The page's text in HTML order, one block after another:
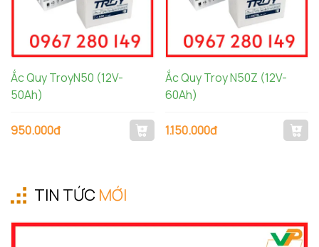
Ắc Quy TroyN50 (12V-
50Ah)
950.000đ
Ắc Quy Troy N50Z (12V-
60Ah)
1.150.000đ
TIN TỨC MỚI